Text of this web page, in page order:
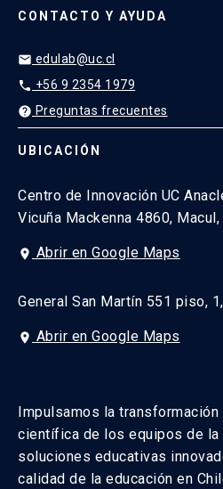
CONTACTO Y AYUDA
email edulab@uc.cl
phone +56 9 2354 1979
help Preguntas frecuentes
UBICACIÓN
Centro de Innovación UC
Vicuña Mackenna 4860,
place Abrir en Google Maps
General San Martín 551 piso,
place Abrir en Google Maps
Impulsamos la
científica de los equipos de la
soluciones educativas
calidad de la educación en